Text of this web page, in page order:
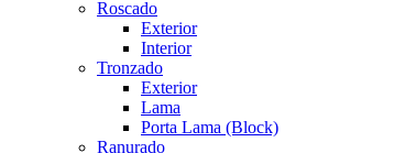
Roscado
Exterior
Interior
Tronzado
Exterior
Lama
Porta Lama (Block)
Ranurado